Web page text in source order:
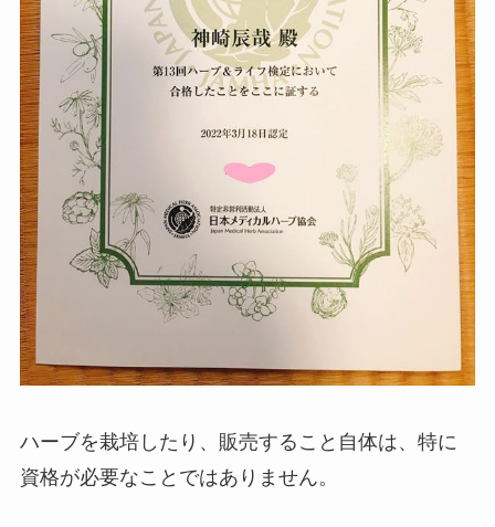
ハーブを栽培したり、販売すること自体は、特に
資格が必要なことではありません。